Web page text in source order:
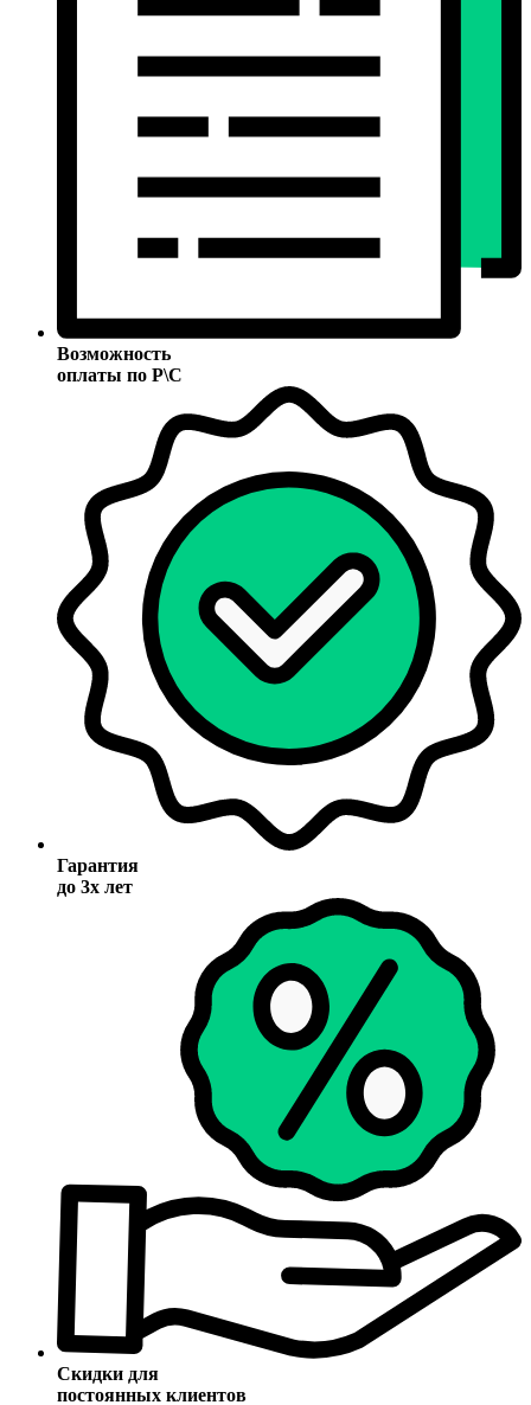
Возможность
оплаты по Р\С
Гарантия
до 3х лет
Скидки для
постоянных клиентов